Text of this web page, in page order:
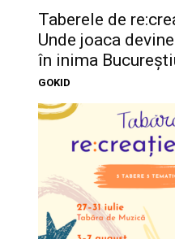
Taberele de
Unde joaca
în inima
GOKID